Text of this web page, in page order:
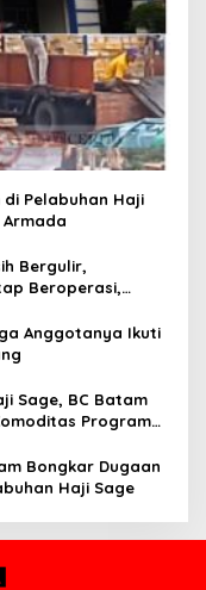
Pelabuhan Haji
Armada
Bergulir,
Beroperasi,
Anggotanya Ikuti
Sage, BC Batam
Program
Bongkar Dugaan
Haji Sage